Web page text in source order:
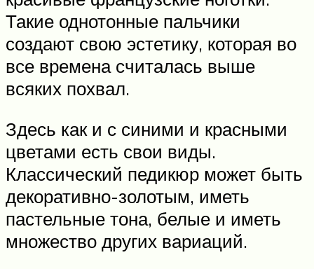
Такие однотонные пальчики
создают свою эстетику, которая во
все времена считалась выше
всяких похвал.
Здесь как и с синими и красными
цветами есть свои виды.
Классический педикюр может быть
декоративно-золотым, иметь
пастельные тона, белые и иметь
множество других вариаций.